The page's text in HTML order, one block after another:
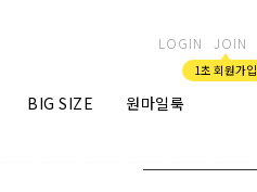
LOGIN JOIN
1초 회원가입
BIG SIZE 원마일룩